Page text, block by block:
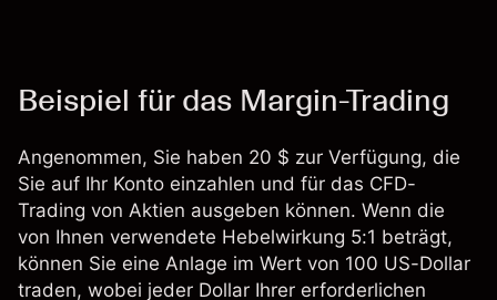
Beispiel für das Margin-Trading
Angenommen, Sie haben 20 $ zur Verfügung, die
Sie auf Ihr Konto einzahlen und für das CFD-
Trading von Aktien ausgeben können. Wenn die
von Ihnen verwendete Hebelwirkung 5:1 beträgt,
können Sie eine Anlage im Wert von 100 US-Dollar
traden, wobei jeder Dollar Ihrer erforderlichen